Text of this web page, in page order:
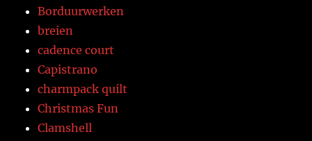
Borduurwerken
breien
cadence court
Capistrano
charmpack quilt
Christmas Fun
Clamshell